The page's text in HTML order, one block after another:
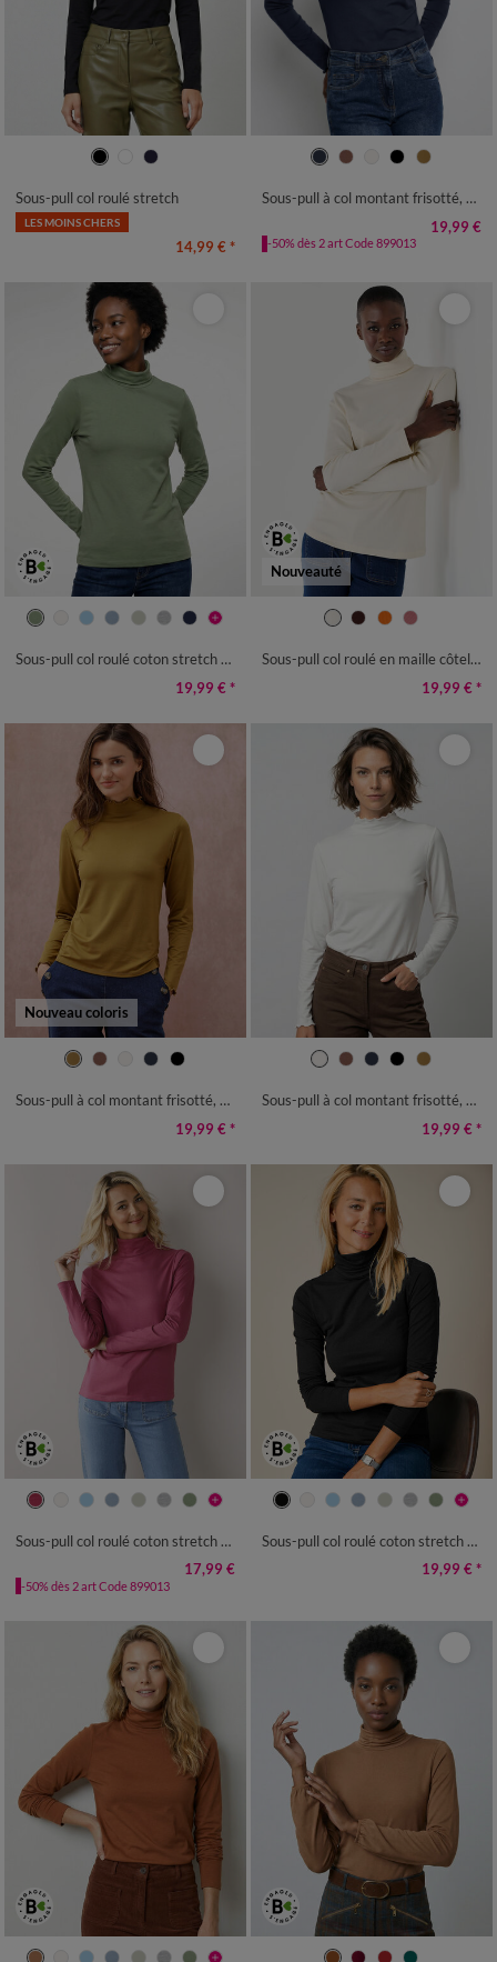
38/40 42/44
Sous-pull col roulé stretch
LES MOINS CHERS
14,99 € *
34/36 38/40 42/44 46/48
Sous-pull à col montant frisotté, uni
19,99 €
-50% dès 2 art Code 899013
34/36 38/40 42/44
46/48
Sous-pull col roulé coton stretch uni
19,99 € *
Nouveauté
38/40 42/44
Sous-pull col roulé en maille côtelée, uni
19,99 € *
Nouveau coloris
34/36 38/40 42/44 46/48
Sous-pull à col montant frisotté, uni
19,99 € *
34/36 38/40 42/44 46/48
Sous-pull à col montant frisotté, uni
19,99 € *
34/36 38/40 42/44
46/48
Sous-pull col roulé coton stretch uni
17,99 €
-50% dès 2 art Code 899013
34/36 38/40 42/44
46/48
Sous-pull col roulé coton stretch uni
19,99 € *